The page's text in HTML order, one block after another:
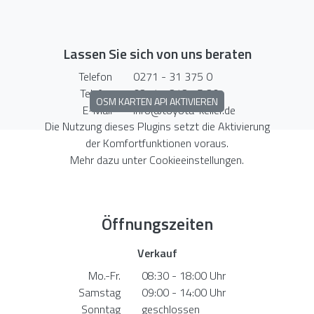
Lassen Sie sich von uns beraten
Telefon
Telefax
E-Mail
0271 - 31 375 0
0271 - 313 75 30
info@toyota-keller.de
OSM KARTEN API AKTIVIEREN
Die Nutzung dieses Plugins setzt die Aktivierung
der Komfortfunktionen voraus.
Mehr dazu unter Cookieeinstellungen.
Öffnungszeiten
Verkauf
Mo.-Fr.
08:30 - 18:00 Uhr
Samstag
09:00 - 14:00 Uhr
Sonntag
geschlossen